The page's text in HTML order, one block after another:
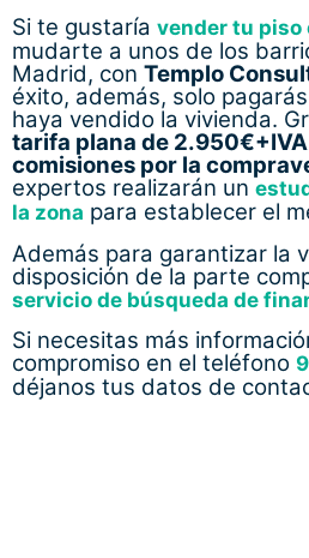
Si necesitas más
compromiso en el teléfono
déjanos tus datos de